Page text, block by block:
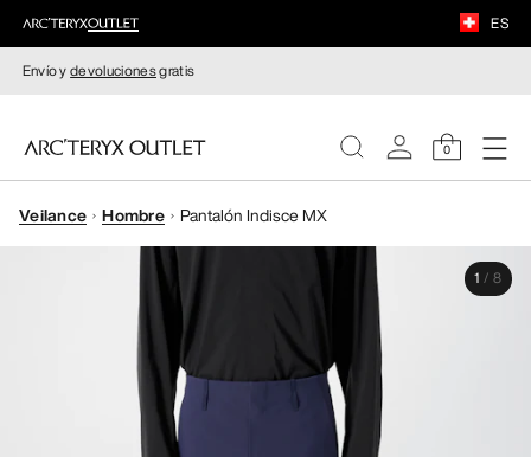
ES
Envío ydevolucionesgratis
0
MUJERE
HOMBRE
Veilance Hombre Pantalón Indisce MX
1 / 8